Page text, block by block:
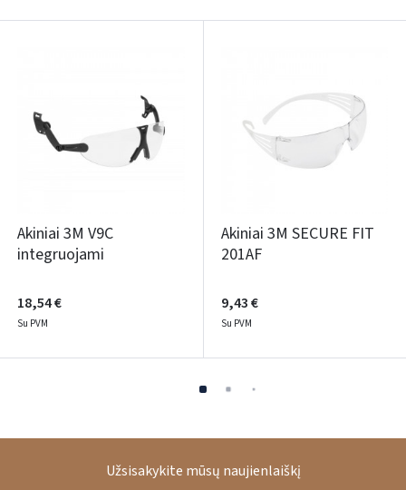
Akiniai 3M V9C
integruojami
18,54 €
Su PVM
Akiniai 3M SECURE FIT
201AF
9,43 €
Su PVM
Užsisakykite mūsų naujienlaiškį